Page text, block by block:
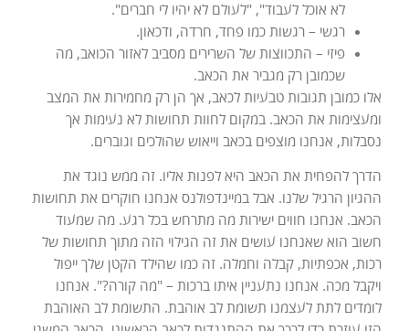
לא אוכל לעבוד", "לעולם לא יהיו לי חברים".
רגשי – רגשות כמו פחד, חרדה, ודכאון.
פיזי – התכווצות של השרירים מסביב לאזור הכואב, מה
שכמובן רק מגביר את הכאב.
אלו כמובן תגובות טבעיות לכאב, אך הן רק מחמירות את המצב
ומעצימות את הכאב. במקום לחוות תחושות לא נעימות אך
נסבלות, אנחנו מוצפים בכאב וייאוש שהולכים וגוברים.
הדרך להפחית את הכאב היא לפנות אליו. זה ממש נוגד את
ההגיון הרגיל שלנו. אבל במיינדפולנס אנחנו חוקרים את תחושות
הכאב. אנחנו חווים ישירות מה מתרחש בכל רגע. מה שמעוד
חשוב הוא שאנחנו עושים את זה הגילוי הזה מתוך תחושות של
רכות, אכפתיות, קבלה וחמלה. זה כמו שהילד הקטן שלך ייפול
ויקבל מכה. אנחנו נתעניין איתו ברכות – "מה קורה?". אנחנו
לומדים לתת לעצמנו תשומת לב אוהבת. התשומת לב האוהבת